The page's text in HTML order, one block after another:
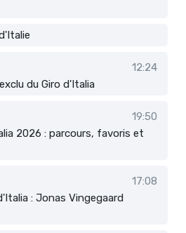
12:24
du Giro d'Italia
19:50
2026 : parcours, favoris et
17:08
: Jonas Vingegaard